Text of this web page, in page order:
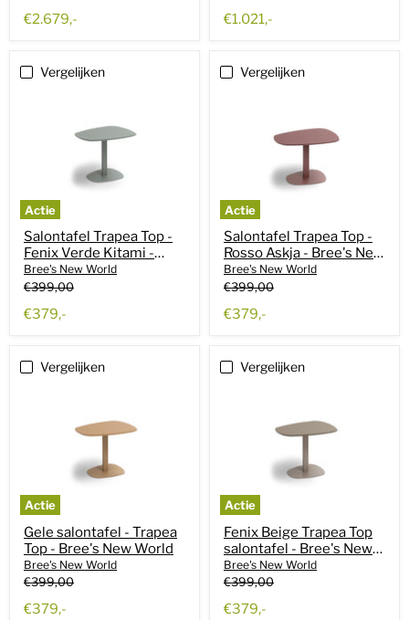
€2.679,-
Huidige
€1.021,-
Vergelijken
Actie
Salontafel Trapea Top -
Fenix Verde Kitami -
Bree's New World
Bree's New World
Oorspronkelijke
€399,00
Huidige
€379,-
Vergelijken
Actie
Salontafel Trapea Top -
Rosso Askja - Bree's New
World
Bree's New World
Oorspronkelijke
€399,00
Huidige
€379,-
Vergelijken
Actie
Gele salontafel - Trapea
Top - Bree's New World
Bree's New World
Oorspronkelijke
€399,00
Huidige
€379,-
Vergelijken
Actie
Fenix Beige Trapea Top
salontafel - Bree's New
World
Bree's New World
Oorspronkelijke
€399,00
Huidige
€379,-